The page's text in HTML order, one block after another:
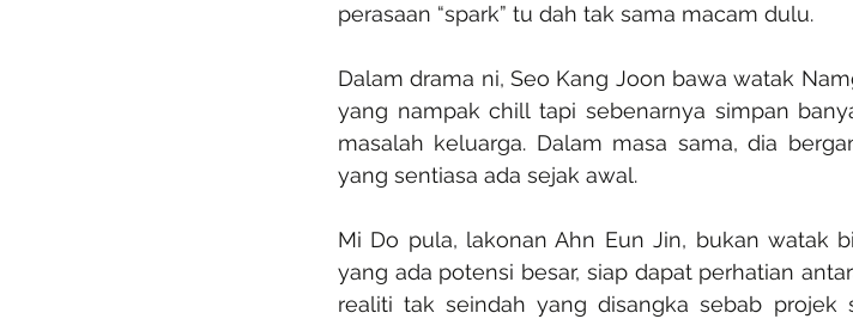
perasaan “spark” tu dah tak sama macam dulu.
Dalam drama ni, Seo Kang Joon bawa watak
yang nampak chill tapi sebenarnya simpan
masalah keluarga. Dalam masa sama, dia
yang sentiasa ada sejak awal.
Mi Do pula, lakonan Ahn Eun Jin, bukan watak
yang ada potensi besar, siap dapat perhatian
realiti tak seindah yang disangka sebab projek